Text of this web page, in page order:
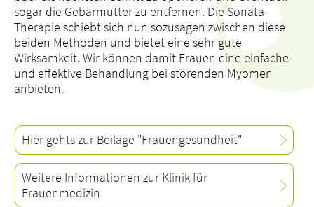
sogar die Gebärmutter zu entfernen. Die Sonata-
Therapie schiebt sich nun sozusagen zwischen diese
beiden Methoden und bietet eine sehr gute
Wirksamkeit. Wir können damit Frauen eine einfache
und effektive Behandlung bei störenden Myomen
anbieten.
Hier gehts zur Beilage "Frauengesundheit"
Weitere Informationen zur Klinik für
Frauenmedizin